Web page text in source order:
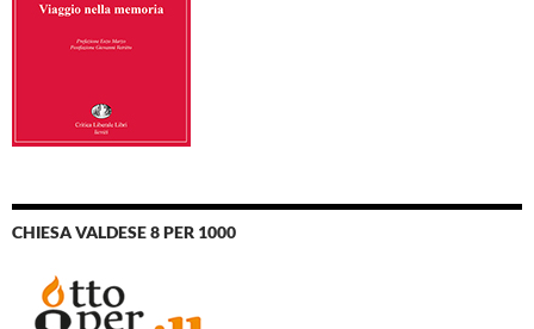
CHIESA VALDESE 8 PER 1000